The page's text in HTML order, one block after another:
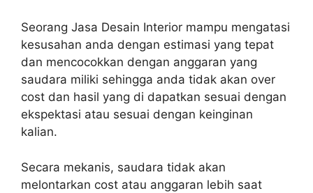
Seorang Jasa Desain Interior mampu mengatasi
kesusahan anda dengan estimasi yang tepat
dan mencocokkan dengan anggaran yang
saudara miliki sehingga anda tidak akan over
cost dan hasil yang di dapatkan sesuai dengan
ekspektasi atau sesuai dengan keinginan
kalian.
Secara mekanis, saudara tidak akan
melontarkan cost atau anggaran lebih saat